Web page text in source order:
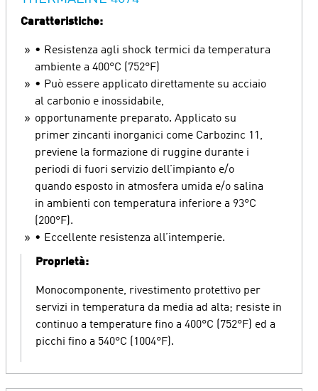
Caratteristiche:
• Resistenza agli shock termici da temperatura
ambiente a 400°C (752°F)
• Può essere applicato direttamente su acciaio
al carbonio e inossidabile,
opportunamente preparato. Applicato su
primer zincanti inorganici come Carbozinc 11,
previene la formazione di ruggine durante i
periodi di fuori servizio dell’impianto e/o
quando esposto in atmosfera umida e/o salina
in ambienti con temperatura inferiore a 93°C
(200°F).
• Eccellente resistenza all’intemperie.
Proprietà:
Monocomponente, rivestimento protettivo per
servizi in temperatura da media ad alta; resiste in
continuo a temperature fino a 400°C (752°F) ed a
picchi fino a 540°C (1004°F).